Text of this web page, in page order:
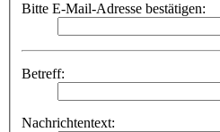
Bitte E-Mail-Adresse bestätigen:
Betreff:
Nachrichtentext: